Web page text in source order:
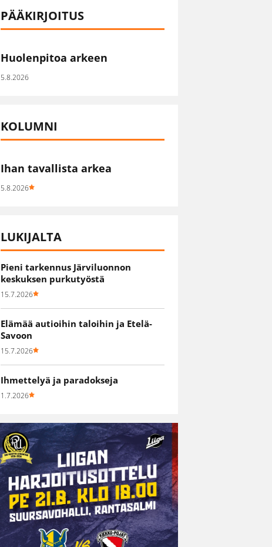
PÄÄKIRJOITUS
Huolenpitoa arkeen
5.8.2026
KOLUMNI
Ihan tavallista arkea
5.8.2026
LUKIJALTA
Pieni tarkennus Järviluonnon
keskuksen purkutyöstä
15.7.2026
Elämää autioihin taloihin ja Etelä-
Savoon
15.7.2026
Ihmettelyä ja paradokseja
1.7.2026